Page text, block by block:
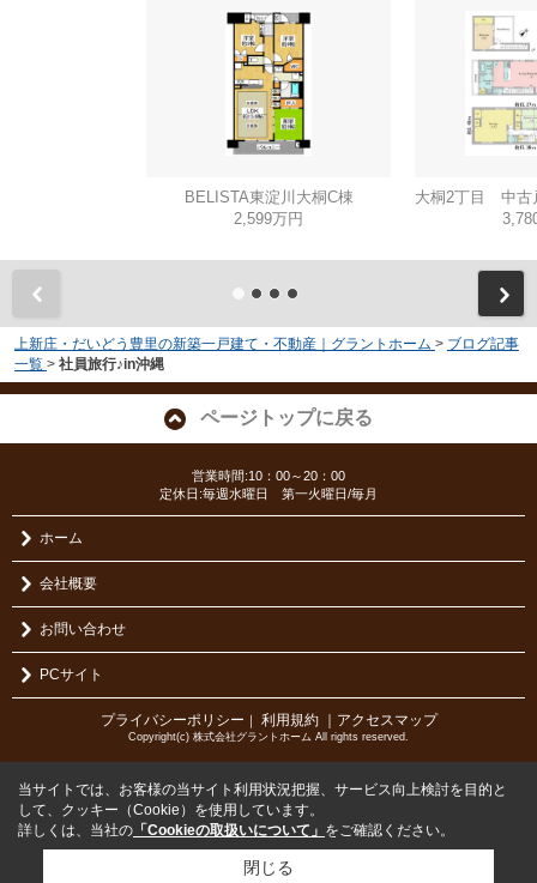
BELISTA東淀川大桐C棟
2,599万円
上新庄・だいどう豊里の新築一戸建て・不動産｜グラントホーム > ブログ記事
一覧 > 社員旅行♪in沖縄
ページトップに戻る
営業時間:10：00～20：00
定休日:毎週水曜日 第一火曜日/毎月
ホーム
会社概要
お問い合わせ
PCサイト
プライバシーポリシー ｜ 利用規約 ｜アクセスマップ
Copyright(c) 株式会社グラントホーム All rights reserved.
当サイトでは、お客様の当サイト利用状況把握、サービス向上検討を目的と
して、クッキー（Cookie）を使用しています。
詳しくは、当社の 「Cookieの取扱いについて」 をご確認ください。
閉じる